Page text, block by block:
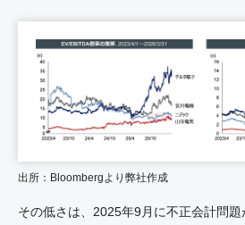
出所：Bloombergより弊社作成
その低さは、2025年9月に不正会計問